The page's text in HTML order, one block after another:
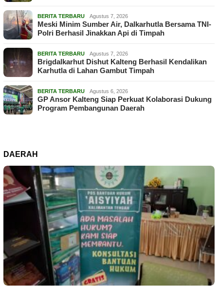
BERITA TERBARU Agustus 7, 2026
Meski Minim Sumber Air, Dalkarhutla Bersama TNI-
Polri Berhasil Jinakkan Api di Timpah
BERITA TERBARU Agustus 7, 2026
Brigdalkarhut Dishut Kalteng Berhasil Kendalikan
Karhutla di Lahan Gambut Timpah
BERITA TERBARU Agustus 6, 2026
GP Ansor Kalteng Siap Perkuat Kolaborasi Dukung
Program Pembangunan Daerah
DAERAH